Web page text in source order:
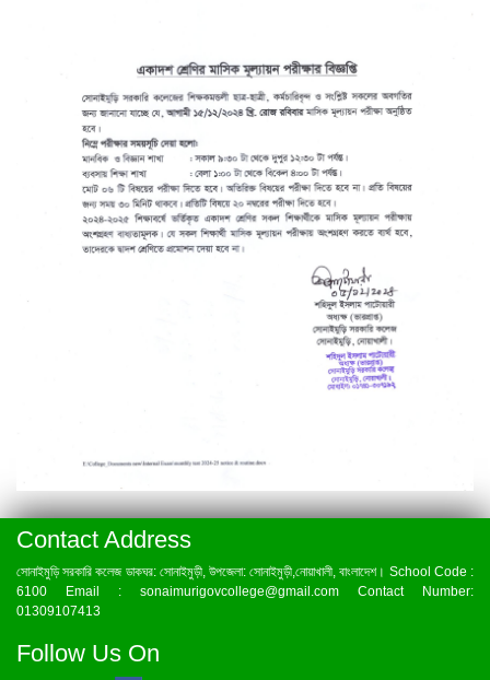
Contact Address
সোনাইমুড়ি সরকারি কলেজ ডাকঘর: সোনাইমুড়ী, উপজেলা: সোনাইমুড়ী,নোয়াখালী, বাংলাদেশ। School Code :
6100 Email : sonaimurigovcollege@gmail.com Contact Number:
01309107413
Follow Us On